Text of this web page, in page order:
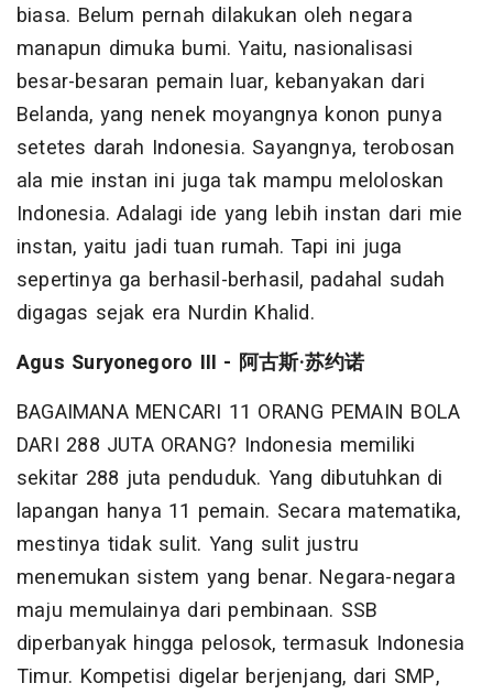
biasa. Belum pernah dilakukan oleh negara
manapun dimuka bumi. Yaitu, nasionalisasi
besar-besaran pemain luar, kebanyakan dari
Belanda, yang nenek moyangnya konon punya
setetes darah Indonesia. Sayangnya, terobosan
ala mie instan ini juga tak mampu meloloskan
Indonesia. Adalagi ide yang lebih instan dari mie
instan, yaitu jadi tuan rumah. Tapi ini juga
sepertinya ga berhasil-berhasil, padahal sudah
digagas sejak era Nurdin Khalid.
Agus Suryonegoro III - 阿古斯·苏约诺
BAGAIMANA MENCARI 11 ORANG PEMAIN BOLA
DARI 288 JUTA ORANG? Indonesia memiliki
sekitar 288 juta penduduk. Yang dibutuhkan di
lapangan hanya 11 pemain. Secara matematika,
mestinya tidak sulit. Yang sulit justru
menemukan sistem yang benar. Negara-negara
maju memulainya dari pembinaan. SSB
diperbanyak hingga pelosok, termasuk Indonesia
Timur. Kompetisi digelar berjenjang, dari SMP,